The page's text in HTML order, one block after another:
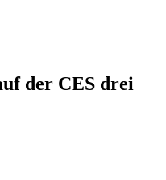
der CES drei